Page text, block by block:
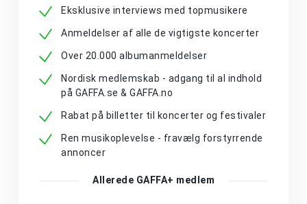
Eksklusive interviews med topmusikere
Anmeldelser af alle de vigtigste koncerter
Over 20.000 albumanmeldelser
Nordisk medlemskab - adgang til al indhold
på GAFFA.se & GAFFA.no
Rabat på billetter til koncerter og festivaler
Ren musikoplevelse - fravælg forstyrrende
annoncer
Allerede GAFFA+ medlem